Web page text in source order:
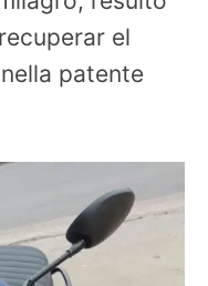
el
patente